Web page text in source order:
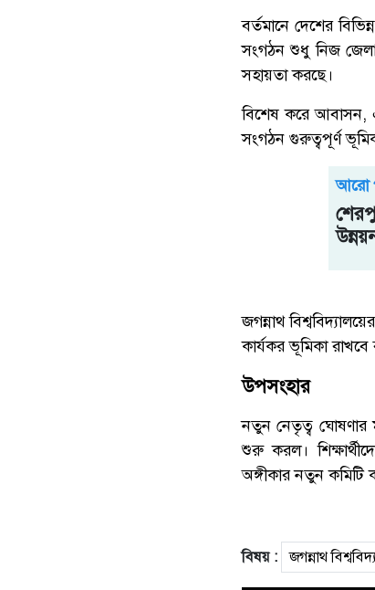
বর্তমানে দেশের
সংগঠন শুধু নিজ জেলার
সহায়তা করছে।
বিশেষ করে আবাসন,
সংগঠন গুরুত্বপূর্ণ
আরো
জগন্নাথ
কার্যকর ভূমিকা রাখবে
উপসংহার
নতুন নেতৃত্ব ঘোষণার
শুরু করল।
অঙ্গীকার নতুন কমিটি
বিষয় : জগন্নাথ